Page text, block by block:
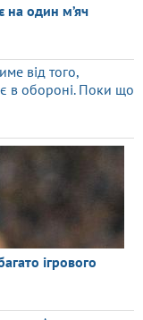
на один м’яч
від того,
в обороні. Поки що
ігрового